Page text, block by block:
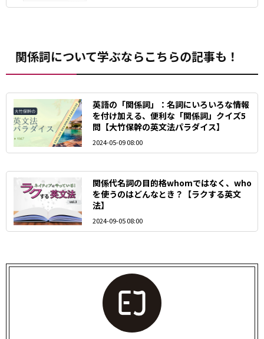
関係詞について学ぶならこちらの記事も！
英語の「関係詞」：名詞にいろいろな情報
を付け加える、便利な「関係詞」クイズ5
問【大竹保幹の英文法パラダイス】
2024-05-09 08:00
関係代名詞の目的格whomではなく、who
を使うのはどんなとき？【ラクする英文
法】
2024-09-05 08:00